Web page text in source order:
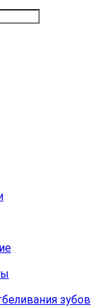
зубов